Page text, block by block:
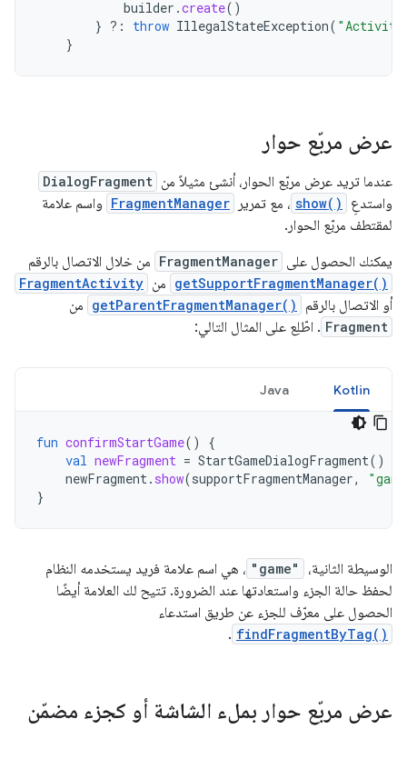
builder .create()
} ?: throw IllegalStateException( "Activity
}
عرض مربّع حوار
عندما تريد عرض مربّع الحوار، أنشئ مثيلاً من DialogFragment
واستدعِ show() ، مع تمرير FragmentManager واسم علامة
لمقتطف مربّع الحوار.
يمكنك الحصول على FragmentManager من خلال الاتصال بالرقم
getSupportFragmentManager() من FragmentActivity
أو الاتصال بالرقم getParentFragmentManager() من
Fragment . اطّلِع على المثال التالي:
Kotlin
Java
fun confirmStartGame()
{
val newFragment = StartGameDialogFragment()
newFragment . show(supportFragmentManager,
}
الوسيطة الثانية، "game" ، هي اسم علامة فريد يستخدمه النظام
لحفظ حالة الجزء واستعادتها عند الضرورة. تتيح لك العلامة أيضًا
الحصول على معرّف للجزء عن طريق استدعاء
findFragmentByTag()
.
عرض مربّع حوار بملء الشاشة أو كجزء مضمّن